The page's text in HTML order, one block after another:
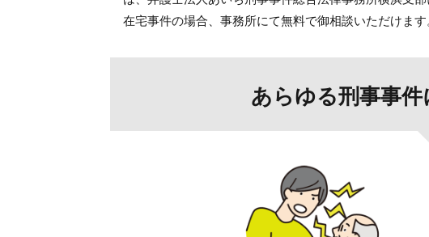
在宅事件の場合、事務所にて無料で御相談いただけます
あらゆる刑事事件